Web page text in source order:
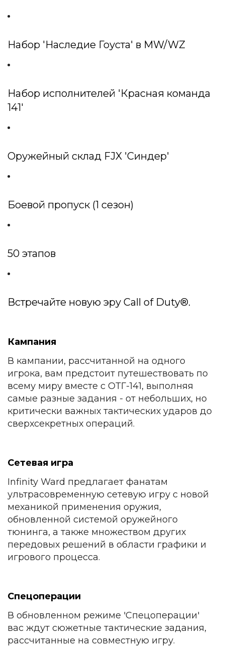
Набор 'Наследие Гоуста' в MW/WZ
Набор исполнителей 'Красная команда
141'
Оружейный склад FJX 'Синдер'
Боевой пропуск (1 сезон)
50 этапов
Встречайте новую эру Call of Duty®.
Кампания
В кампании, рассчитанной на одного
игрока, вам предстоит путешествовать по
всему миру вместе с ОТГ-141, выполняя
самые разные задания - от небольших, но
критически важных тактических ударов до
сверхсекретных операций.
Сетевая игра
Infinity Ward предлагает фанатам
ультрасовременную сетевую игру с новой
механикой применения оружия,
обновленной системой оружейного
тюнинга, а также множеством других
передовых решений в области графики и
игрового процесса.
Спецоперации
В обновленном режиме 'Спецоперации'
вас ждут сюжетные тактические задания,
рассчитанные на совместную игру.